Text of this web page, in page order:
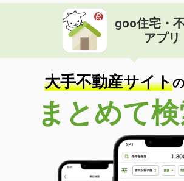
宮城県仙台市宮城野区清水沼２
価 格
住 所
宮城県仙台市宮城野
専有面積 19m²
間取り
1K
宮城県仙台市宮城野区栄４
価 格
5.30万円
宮城県仙台市宮城
21.69m²
間取り
1K
goo住宅・
アプリ
大手不動産サイトの
まとめて検